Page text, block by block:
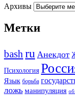
Архивы
Метки
bashru Анекдот
Психология
Язык борьба
ложь манипуляция